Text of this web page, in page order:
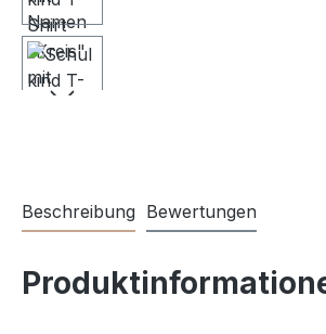
Beschreibung Bewertungen